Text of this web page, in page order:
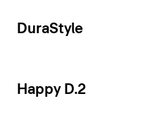
DuraStyle
Happy D.2